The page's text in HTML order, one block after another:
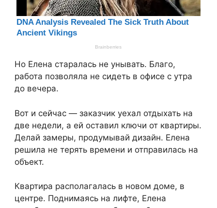
Но Елена старалась не унывать. Благо,
работа позволяла не сидеть в офисе с утра
до вечера.
Вот и сейчас — заказчик уехал отдыхать на
две недели, а ей оставил ключи от квартиры.
Делай замеры, продумывай дизайн. Елена
решила не терять времени и отправилась на
объект.
Квартира располагалась в новом доме, в
центре. Поднимаясь на лифте, Елена